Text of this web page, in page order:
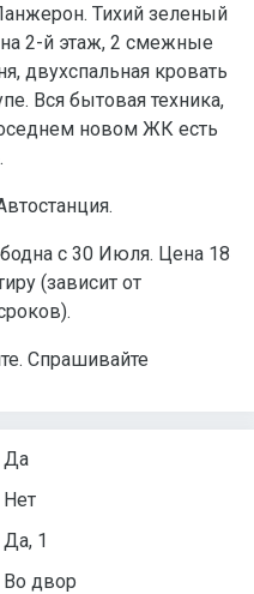
Тихий зеленый
2-й этаж, 2 смежные
двухспальная кровать
Вся бытовая техника,
новом ЖК есть
с 30 Июля. Цена 18
(зависит от
Спрашивайте
Да
Нет
Да, 1
Во двор